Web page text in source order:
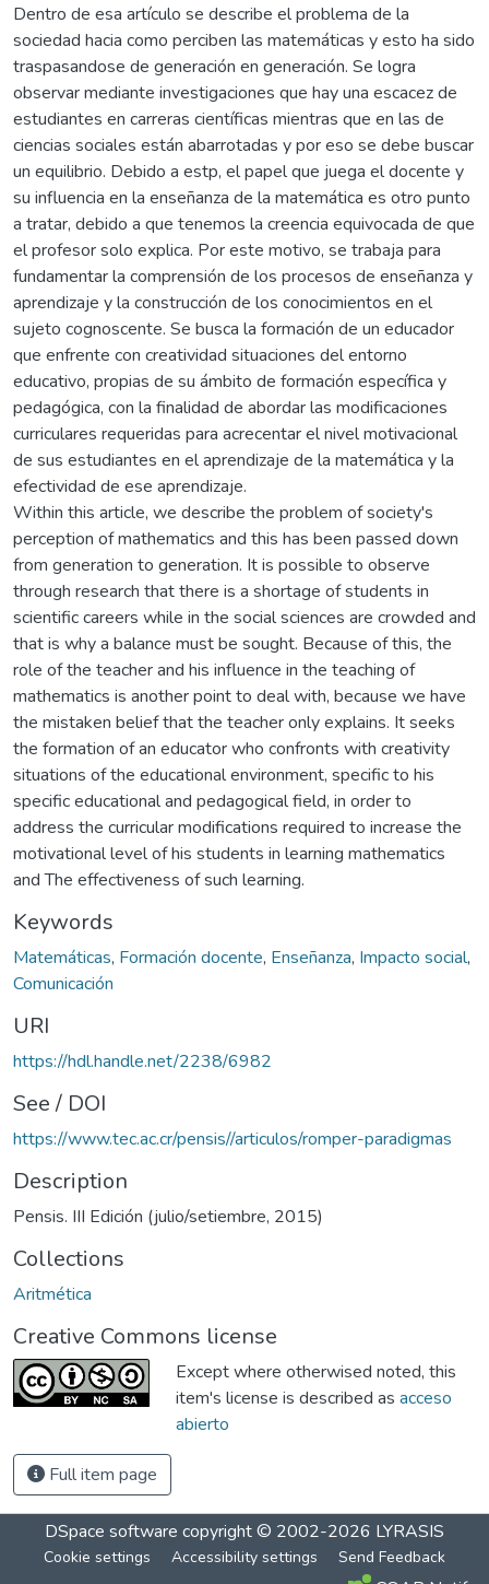
Dentro de esa artículo se describe el problema de la
sociedad hacia como perciben las matemáticas y esto ha sido
traspasandose de generación en generación. Se logra
observar mediante investigaciones que hay una escacez de
estudiantes en carreras científicas mientras que en las de
ciencias sociales están abarrotadas y por eso se debe buscar
un equilibrio. Debido a estp, el papel que juega el docente y
su influencia en la enseñanza de la matemática es otro punto
a tratar, debido a que tenemos la creencia equivocada de que
el profesor solo explica. Por este motivo, se trabaja para
fundamentar la comprensión de los procesos de enseñanza y
aprendizaje y la construcción de los conocimientos en el
sujeto cognoscente. Se busca la formación de un educador
que enfrente con creatividad situaciones del entorno
educativo, propias de su ámbito de formación específica y
pedagógica, con la finalidad de abordar las modificaciones
curriculares requeridas para acrecentar el nivel motivacional
de sus estudiantes en el aprendizaje de la matemática y la
efectividad de ese aprendizaje.
Within this article, we describe the problem of society's
perception of mathematics and this has been passed down
from generation to generation. It is possible to observe
through research that there is a shortage of students in
scientific careers while in the social sciences are crowded and
that is why a balance must be sought. Because of this, the
role of the teacher and his influence in the teaching of
mathematics is another point to deal with, because we have
the mistaken belief that the teacher only explains. It seeks
the formation of an educator who confronts with creativity
situations of the educational environment, specific to his
specific educational and pedagogical field, in order to
address the curricular modifications required to increase the
motivational level of his students in learning mathematics
and The effectiveness of such learning.
Keywords
Matemáticas, Formación docente, Enseñanza, Impacto social,
Comunicación
URI
https://hdl.handle.net/2238/6982
See / DOI
https://www.tec.ac.cr/pensis//articulos/romper-paradigmas
Description
Pensis. III Edición (julio/setiembre, 2015)
Collections
Aritmética
Creative Commons license
Except where otherwised noted, this
item's license is described as acceso
abierto
Full item page
DSpace software copyright © 2002-2026 LYRASIS
Cookie settings Accessibility settings Send Feedback